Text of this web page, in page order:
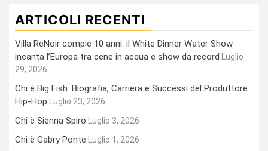
ARTICOLI RECENTI
Villa ReNoir compie 10 anni: il White Dinner Water Show
incanta l’Europa tra cene in acqua e show da record Luglio
29, 2026
Chi è Big Fish: Biografia, Carriera e Successi del Produttore
Hip-Hop Luglio 23, 2026
Chi è Sienna Spiro Luglio 3, 2026
Chi è Gabry Ponte Luglio 1, 2026